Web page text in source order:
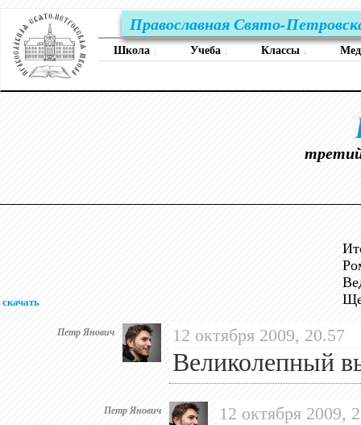
Православная Свято-
Школа ↓ Учеба ↓ Классы ↓
скачать
Петр Янович 12 октября 2009, 20.57
Великолепный
Петр Янович 12 октября 2009,